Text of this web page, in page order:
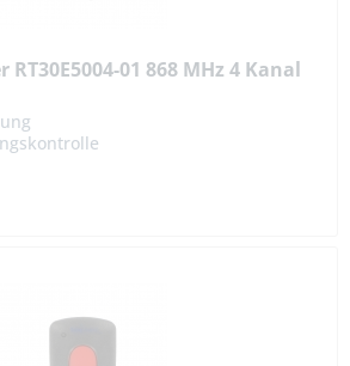
01 868 MHz 4 Kanal